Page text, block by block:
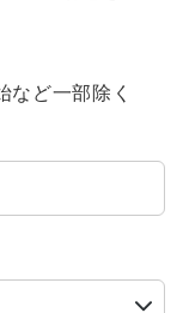
など一部除く